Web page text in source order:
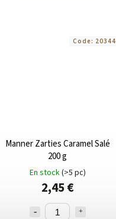
Manner Zarties Caramel Salé
200 g
En stock(>5 pc)
2,45 €
Code: 20344